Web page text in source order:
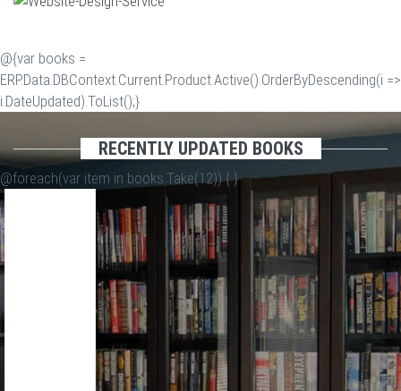
@{var books =
ERP.Data.DBContext.Current.Product.Active().OrderByDescending(i =>
i.DateUpdated).ToList();}
RECENTLY UPDATED BOOKS
@foreach(var item in books.Take(12)) {}